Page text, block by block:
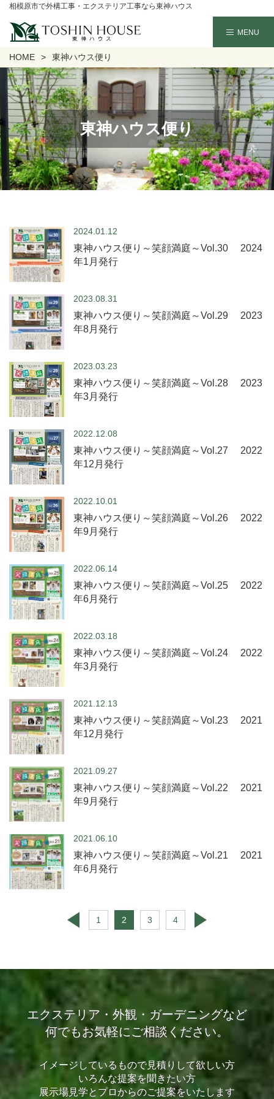
相模原市で外構工事・エクステリア工事なら東神ハウス
HOME 東神ハウス便り
東神ハウス便り
2024.01.12
東神ハウス便り～笑顔満庭～Vol.30 2024
年1月発行
2023.08.31
東神ハウス便り～笑顔満庭～Vol.29 2023
年8月発行
2023.03.23
東神ハウス便り～笑顔満庭～Vol.28 2023
年3月発行
2022.12.08
東神ハウス便り～笑顔満庭～Vol.27 2022
年12月発行
2022.10.01
東神ハウス便り～笑顔満庭～Vol.26 2022
年9月発行
2022.06.14
東神ハウス便り～笑顔満庭～Vol.25 2022
年6月発行
2022.03.18
東神ハウス便り～笑顔満庭～Vol.24 2022
年3月発行
2021.12.13
東神ハウス便り～笑顔満庭～Vol.23 2021
年12月発行
2021.09.27
東神ハウス便り～笑顔満庭～Vol.22 2021
年9月発行
2021.06.10
東神ハウス便り～笑顔満庭～Vol.21 2021
年6月発行
1 2 3 4
エクステリア・外観・ガーデニングなど
何でもお気軽にご相談ください。
イメージしているもので見積りして欲しい方
いろんな提案を聞きたい方
展示場見学とプロからのご提案をいたします